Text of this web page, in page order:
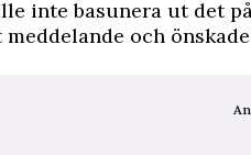
inte basunera ut det
och